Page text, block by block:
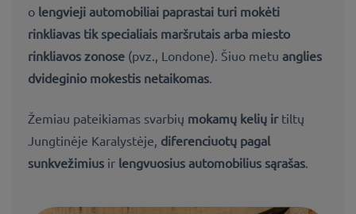
o lengvieji automobiliai paprastai turi mokėti
rinkliavas tik specialiais maršrutais arba miesto
rinkliavos zonose (pvz., Londone). Šiuo metu anglies
dvideginio mokestis netaikomas.
Žemiau pateikiamas svarbių mokamų kelių irtiltų
Jungtinėje Karalystėje, diferenciuotų pagal
sunkvežimius ir lengvuosius automobilius sąrašas